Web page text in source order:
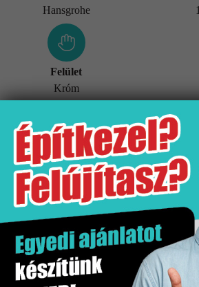
Hansgrohe
Felület
Króm
További információk
Tömeg
Értékesítési egység db
Felület
Gyártó